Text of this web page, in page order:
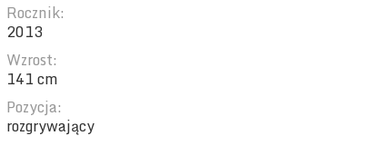
Rocznik:
2013
Wzrost:
141 cm
Pozycja:
rozgrywający